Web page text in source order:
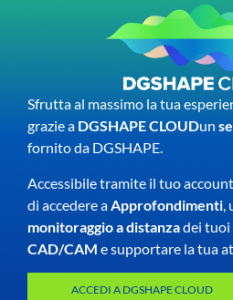
Sfrutta al massimo la tua
grazie a DGSHAPE CLOUDun
fornito da DGSHAPE.
Accessibile tramite il tuo
di accedere a Approfondimenti
monitoraggio a distanzadei tuoi
CAD/CAM e supportare la tua
ACCEDI A DGSHAPE CLOUD